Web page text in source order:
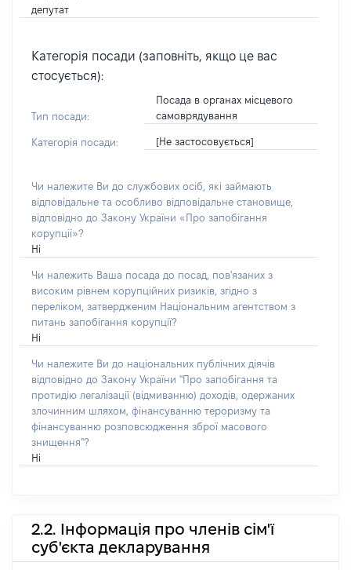
депутат
Категорія посади (заповніть, якщо це вас
стосується):
Тип посади:
Посада в органах місцевого
самоврядування
Категорія посади: [Не застосовується]
Чи належите Ви до службових осіб, які займають
відповідальне та особливо відповідальне становище,
відповідно до Закону України «Про запобігання
корупції»?
Ні
Чи належить Ваша посада до посад, пов'язаних з
високим рівнем корупційних ризиків, згідно з
переліком, затвердженим Національним агентством з
питань запобігання корупції?
Ні
Чи належите Ви до національних публічних діячів
відповідно до Закону України "Про запобігання та
протидію легалізації (відмиванню) доходів, одержаних
злочинним шляхом, фінансуванню тероризму та
фінансуванню розповсюдження зброї масового
знищення"?
Ні
2.2. Інформація про членів сім'ї
суб'єкта декларування